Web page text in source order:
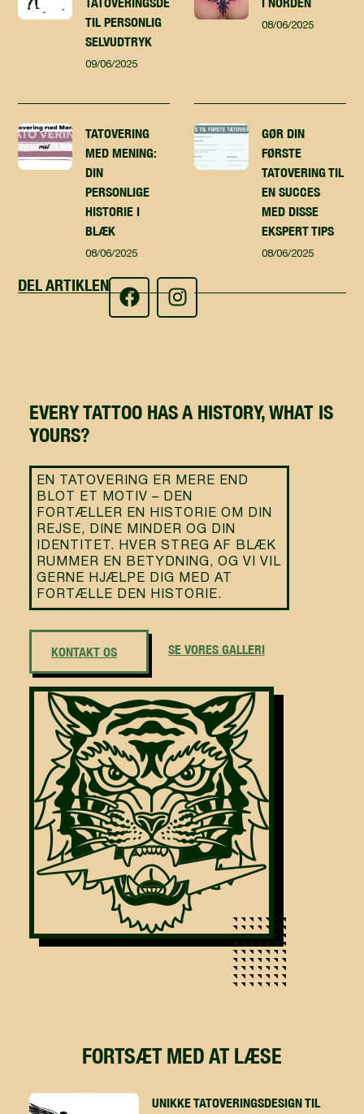
TIL PERSONLIG
SELVUDTRYK
09/06/2025
08/06/2025
TATOVERING
MED MENING:
DIN
PERSONLIGE
HISTORIE I
BLÆK
08/06/2025
GØR DIN
FØRSTE
TATOVERING TIL
EN SUCCES
MED DISSE
EKSPERT TIPS
08/06/2025
DEL ARTIKLEN
EVERY TATTOO HAS A HISTORY, WHAT IS
YOURS?
EN TATOVERING ER MERE END
BLOT ET MOTIV – DEN
FORTÆLLER EN HISTORIE OM DIN
REJSE, DINE MINDER OG DIN
IDENTITET. HVER STREG AF BLÆK
RUMMER EN BETYDNING, OG VI VIL
GERNE HJÆLPE DIG MED AT
FORTÆLLE DEN HISTORIE.
KONTAKT OS SE VORES GALLERI
FORTSÆT MED AT LÆSE
UNIKKE TATOVERINGSDESIGN TIL